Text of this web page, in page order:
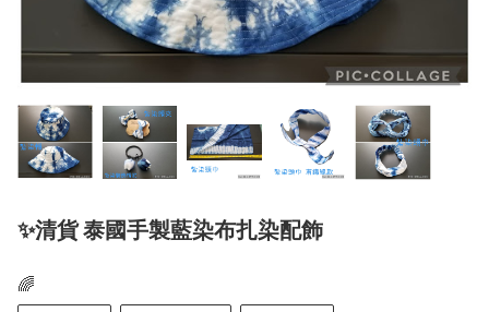
✨清貨 泰國手製藍染布扎染配飾
🌈